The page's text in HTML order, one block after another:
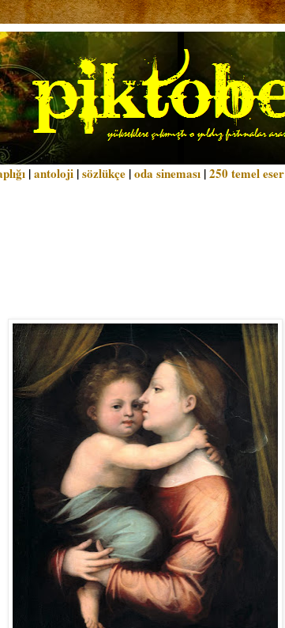
|antoloji |sözlükçe |oda sineması |250 temel eser